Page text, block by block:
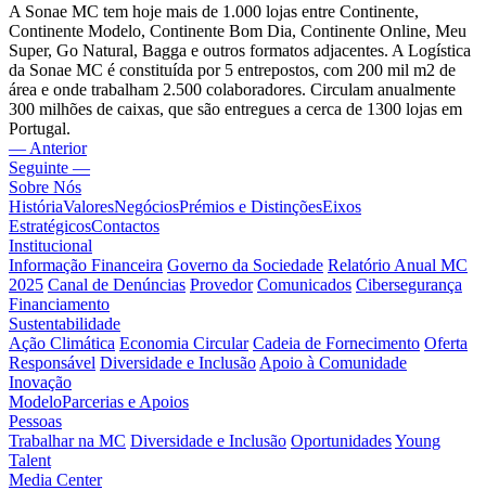
A Sonae MC tem hoje mais de 1.000 lojas entre Continente,
Continente Modelo, Continente Bom Dia, Continente Online, Meu
Super, Go Natural, Bagga e outros formatos adjacentes. A Logística
da Sonae MC é constituída por 5 entrepostos, com 200 mil m2 de
área e onde trabalham 2.500 colaboradores. Circulam anualmente
300 milhões de caixas, que são entregues a cerca de 1300 lojas em
Portugal.
— Anterior
Seguinte —
Sobre Nós
HistóriaValoresNegóciosPrémios e DistinçõesEixos
EstratégicosContactos
Institucional
Informação Financeira Governo da Sociedade Relatório Anual MC
2025 Canal de Denúncias Provedor Comunicados Cibersegurança
Financiamento
Sustentabilidade
Ação Climática Economia Circular Cadeia de Fornecimento Oferta
Responsável Diversidade e Inclusão Apoio à Comunidade
Inovação
ModeloParcerias e Apoios
Pessoas
Trabalhar na MC Diversidade e Inclusão OportunidadesYoung
Talent
Media Center